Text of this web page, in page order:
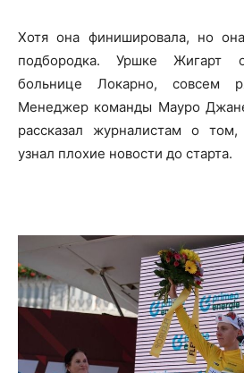
Хотя она финишировала, но
подбородка. Уршке Жигарт
больнице Локарно, совсем
Менеджер команды Мауро
рассказал журналистам о
узнал плохие новости до старта.